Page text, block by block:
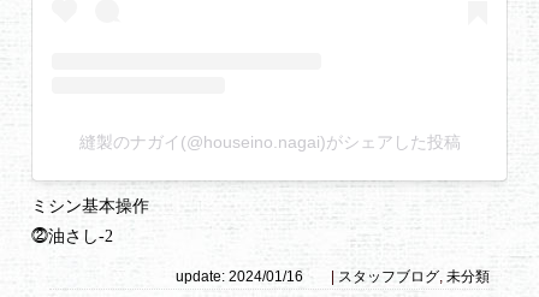
縫製のナガイ(@houseino.nagai)がシェアした投稿
ミシン基本操作
⓶油さし-2
update: 2024/01/16 | スタッフブログ ,未分類